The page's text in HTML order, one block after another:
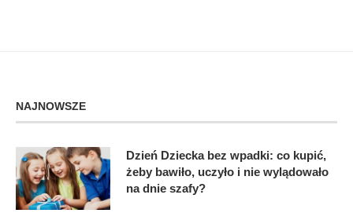
NAJNOWSZE
Dzień Dziecka bez wpadki: co kupić,
żeby bawiło, uczyło i nie wylądowało
na dnie szafy?